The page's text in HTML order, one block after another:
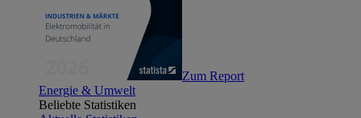
Zum Report
Energie & Umwelt
Beliebte Statistiken